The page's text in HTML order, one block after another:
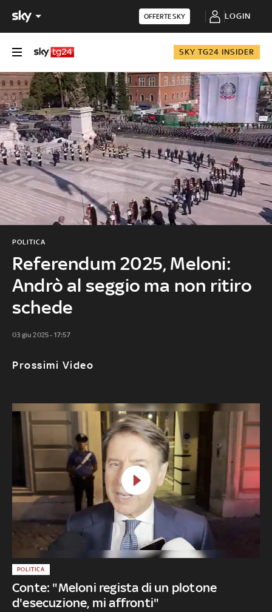
OFFERTE SKY LOGIN
SKY TG24 INSIDER
Referendum 2025, Meloni:
Andrò al seggio ma non ritiro
schede
POLITICA
03 giu 2025 - 17:57
Prossimi Video
Conte: "Meloni regista di un plotone
d'esecuzione, mi affronti"
POLITICA